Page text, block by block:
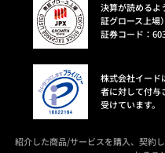
決算が読めるよ
証グロース上場
証券コード：
株式会社イード
者に対して付与
受けています。
紹介した商品/サービスを購入、契約